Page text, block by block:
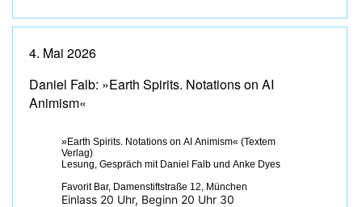
4. Mai 2026
Daniel Falb: »Earth Spirits. Notations on AI
Animism«
»Earth Spirits. Notations on AI Animism« (Textem
Verlag)
Lesung, Gespräch mit Daniel Falb und Anke Dyes
Favorit Bar, Damenstiftstraße 12, München
Einlass 20 Uhr, Beginn 20 Uhr 30